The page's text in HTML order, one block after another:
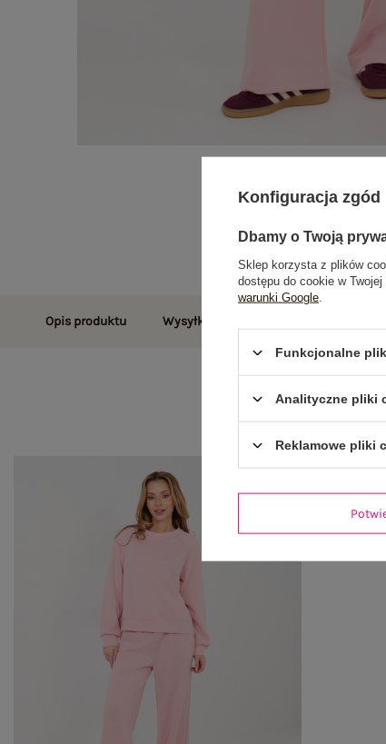
Opis produktu Wysyłka i dostawa
Konfiguracja zgód
Dbamy o Twoją
Sklep korzysta z plików
dostępu do cookie w
warunki Google
Funkcjonalne
Analityczne pliki
Reklamowe pliki